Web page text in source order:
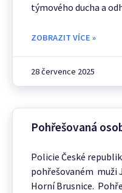
týmového ducha a
ZOBRAZIT VÍCE »
28 července 2025
Pohřešovaná
Policie České
pohřešovaném muži
Horní Brusnice.